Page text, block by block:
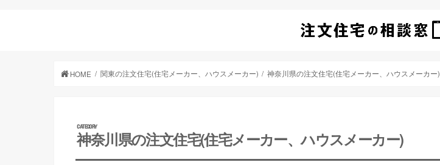
HOME 関東の注文住宅(住宅メーカー、ハウスメーカー) 神奈川県の注文住宅(住宅メーカー、ハウスメーカー)
神奈川県の注文住宅(住宅メーカー、ハウスメーカー)